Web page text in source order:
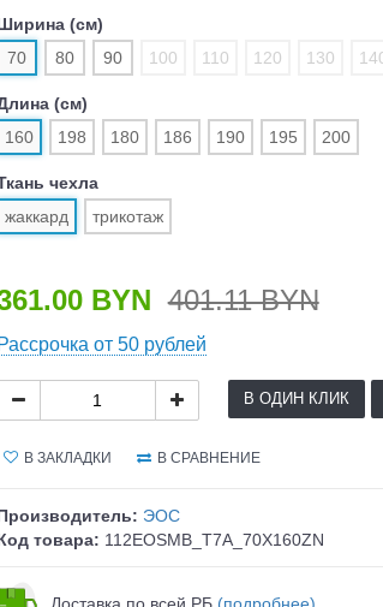
(см)
70
80 90 100 110 120 130
(см)
160
198 180 186 190 195 200
чехла
жаккард
трикотаж
BYN 401.11 BYN
Рассрочка от 50 рублей
В ОДИН КЛИК
В ЗАКЛАДКИ В СРАВНЕНИЕ
ЭОС
товара: 112EOSMB_T7A_70X160ZN
Доставка по всей РБ (подробнее)